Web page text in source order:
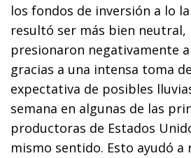
los fondos de inversión a lo
resultó ser más bien neutral,
presionaron negativamente
gracias a una intensa toma
expectativa de posibles
semana en algunas de las
productoras de Estados
mismo sentido. Esto ayudó a